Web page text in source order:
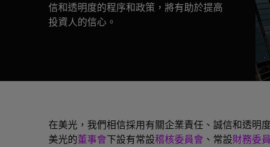
信和透明度的程序和政策，將有助於提高
投資人的信心。
在美光，我們相信採用有關企業責任、誠信和透明
美光的董事會下設有常設稽核委員會 、常設財務委